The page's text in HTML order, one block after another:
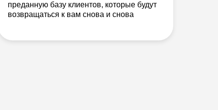
преданную базу клиентов, которые будут
возвращаться к вам снова и снова